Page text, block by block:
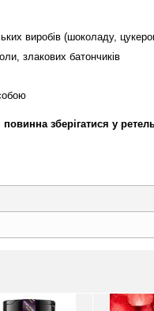
виробів (шоколаду,
злакових батончиків
зберігатися у